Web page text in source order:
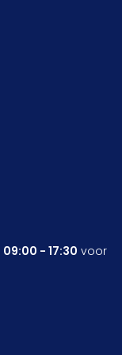
09:00 - 17:30 voor